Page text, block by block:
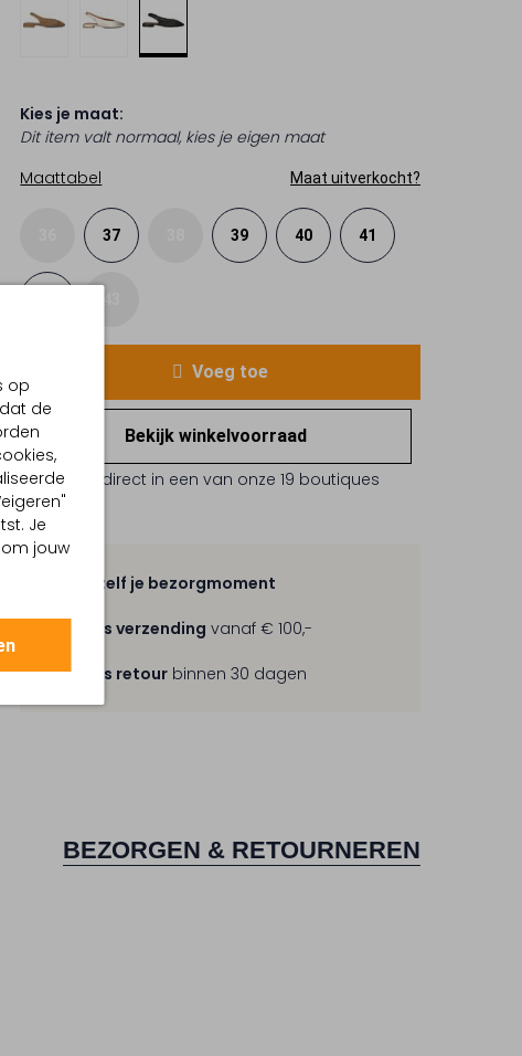
op
de
Je
jouw
Kies je maat:
Dit item valt normaal, kies je eigen maat
Maattabel
Maat uitverkocht?
37 39 40 41
Voeg toe
Bekijk winkelvoorraad
Reserveer direct in een van onze 19 boutiques
Kies zelf je bezorgmoment
Gratis verzending vanaf € 100,-
Gratis retour binnen 30 dagen
BEZORGEN & RETOURNEREN